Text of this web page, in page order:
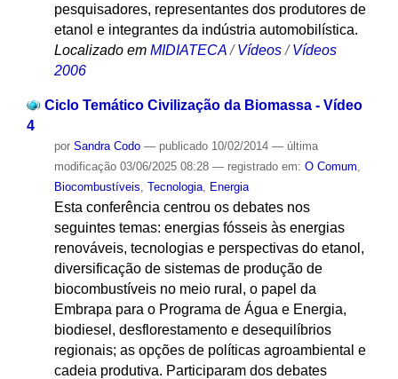
pesquisadores, representantes dos produtores de
etanol e integrantes da indústria automobilística.
Localizado em MIDIATECA /Vídeos /Vídeos
2006
Ciclo Temático Civilização da Biomassa - Vídeo
4
por Sandra Codo — publicado10/02/2014 — última
modificação03/06/2025 08:28 — registrado em: O Comum
Biocombustíveis Tecnologia, Energia
Esta conferência centrou os debates nos
seguintes temas: energias fósseis às energias
renováveis, tecnologias e perspectivas do etanol,
diversificação de sistemas de produção de
biocombustíveis no meio rural, o papel da
Embrapa para o Programa de Água e Energia,
biodiesel, desflorestamento e desequilíbrios
regionais; as opções de políticas agroambiental e
cadeia produtiva. Participaram dos debates